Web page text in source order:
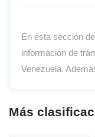
En ésta sección
información de
Venezuela.
Más